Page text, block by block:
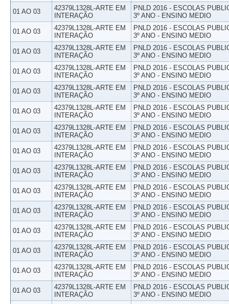
01 AO 03
42379L1328L-ARTE EM
INTERAÇÃO
PNLD 2016 - ESCOLAS
3º ANO - ENSINO MEDIO
01 AO 03
42379L1328L-ARTE EM
INTERAÇÃO
PNLD 2016 - ESCOLAS
3º ANO - ENSINO MEDIO
01 AO 03
42379L1328L-ARTE EM
INTERAÇÃO
PNLD 2016 - ESCOLAS
3º ANO - ENSINO MEDIO
01 AO 03
42379L1328L-ARTE EM
INTERAÇÃO
PNLD 2016 - ESCOLAS
3º ANO - ENSINO MEDIO
01 AO 03
42379L1328L-ARTE EM
INTERAÇÃO
PNLD 2016 - ESCOLAS
3º ANO - ENSINO MEDIO
01 AO 03
42379L1328L-ARTE EM
INTERAÇÃO
PNLD 2016 - ESCOLAS
3º ANO - ENSINO MEDIO
01 AO 03
42379L1328L-ARTE EM
INTERAÇÃO
PNLD 2016 - ESCOLAS
3º ANO - ENSINO MEDIO
01 AO 03
42379L1328L-ARTE EM
INTERAÇÃO
PNLD 2016 - ESCOLAS
3º ANO - ENSINO MEDIO
01 AO 03
42379L1328L-ARTE EM
INTERAÇÃO
PNLD 2016 - ESCOLAS
3º ANO - ENSINO MEDIO
01 AO 03
42379L1328L-ARTE EM
INTERAÇÃO
PNLD 2016 - ESCOLAS
3º ANO - ENSINO MEDIO
01 AO 03
42379L1328L-ARTE EM
INTERAÇÃO
PNLD 2016 - ESCOLAS
3º ANO - ENSINO MEDIO
01 AO 03
42379L1328L-ARTE EM
INTERAÇÃO
PNLD 2016 - ESCOLAS
3º ANO - ENSINO MEDIO
01 AO 03
42379L1328L-ARTE EM
INTERAÇÃO
PNLD 2016 - ESCOLAS
3º ANO - ENSINO MEDIO
01 AO 03
42379L1328L-ARTE EM
INTERAÇÃO
PNLD 2016 - ESCOLAS
3º ANO - ENSINO MEDIO
01 AO 03
42379L1328L-ARTE EM
INTERAÇÃO
PNLD 2016 - ESCOLAS
3º ANO - ENSINO MEDIO